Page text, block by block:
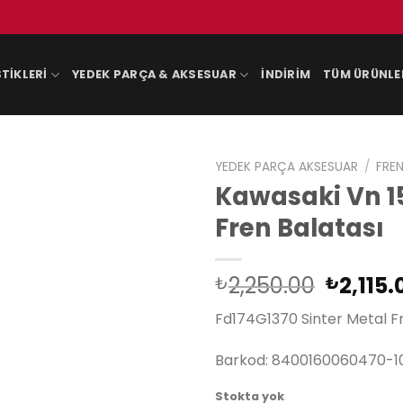
YEDEK PARÇA & AKSESUAR İNDIRIM TÜM
YEDEK PARÇA AKSESUAR /
Kawasaki Vn
Fren Balatası
₺2,250.00
fiyat:
₺
Fd174G1370 Sinter Metal
Barkod: 8400160060470-
Stokta yok